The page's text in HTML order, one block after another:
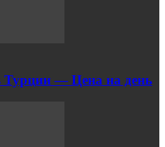
Турции — Цена на день